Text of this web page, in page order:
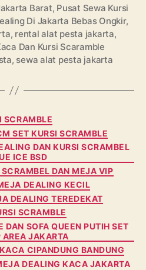
Barat, Pusat Sewa Kursi
Di Jakarta Bebas Ongkir,
, rental alat pesta jakarta,
Dan Kursi Scaramble
, sewa alat pesta jakarta
Categories
SCRAMBLE
SET KURSI SCRAMBLE
DAN KURSI SCRAMBEL
ICE BSD
DAN MEJA VIP
DEALING KECIL
DEALING TEREDEKAT
SCRAMBLE
DAN SOFA QUEEN PUTIH SET
JAKARTA
CIPANDUNG BANDUNG
DEALING KACA JAKARTA